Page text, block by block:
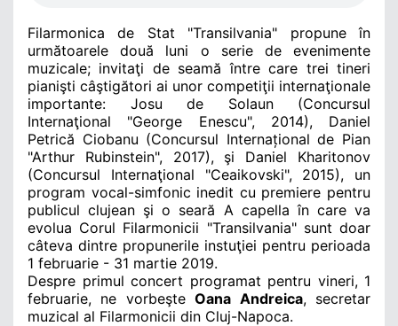
Filarmonica de Stat
"Transilvania" propune în
următoarele două luni o serie de evenimente
muzicale; invitaţi de seamă între care trei tineri
pianişti câştigători ai unor competiţii internaţionale
importante: Josu de Solaun (Concursul
Internaţional "George Enescu", 2014),
Daniel
Petrică Ciobanu (Concursul Internațional de Pian
"Arthur Rubinstein", 2017), şi Daniel Kharitonov
(Concursul Internaţional "Ceaikovski", 2015), un
program vocal-simfonic inedit cu premiere pentru
publicul clujean şi o seară A capella în care va
evolua Corul Filarmonicii "Transilvania" sunt doar
câteva dintre propunerile instuţiei pentru perioada
1 februarie - 31 martie 2019.
Despre primul concert programat pentru vineri, 1
februarie, ne vorbeşteOana Andreica, secretar
muzical al Filarmonicii din Cluj-Napoca.